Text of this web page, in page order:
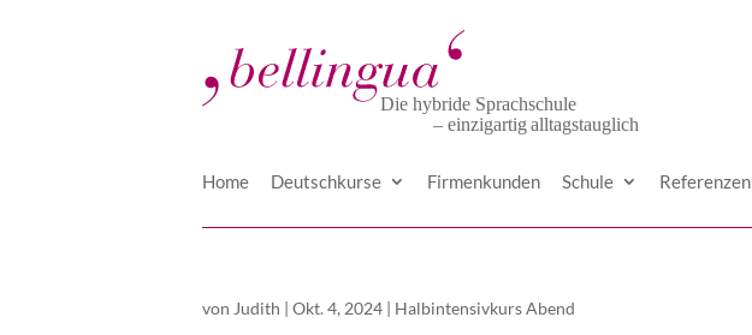
Home Deutschkurse Firmenkunden Schule Referenzen
von Judith | Okt. 4, 2024 | Halbintensivkurs Abend